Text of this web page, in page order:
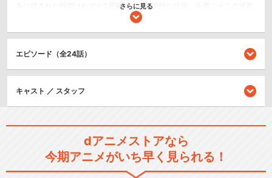
為に残された時間はわずか2週間という絶望的な状況。今度こそこの迷宮
ホラー/サスペンス/推理
ドラマ/青春
さらに見る
エピソード（全24話）
キャスト ／ スタッフ
dアニメストアなら
今期アニメがいち早く見られる！